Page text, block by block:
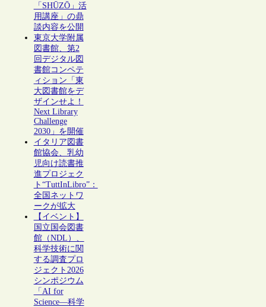
「SHŪZŌ」活
用講座」の鼎
談内容を公開
東京大学附属
図書館、第2
回デジタル図
書館コンペテ
ィション「東
大図書館をデ
ザインせよ！
Next Library
Challenge
2030」を開催
イタリア図書
館協会、乳幼
児向け読書推
進プロジェク
ト“TuttInLibro”：
全国ネットワ
ークが拡大
【イベント】
国立国会図書
館（NDL）、
科学技術に関
する調査プロ
ジェクト2026
シンポジウム
「AI for
Science―科学